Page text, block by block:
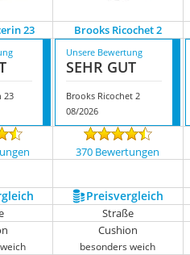
23 Brooks Ricochet 2
23
Unsere Bewertung
SEHR GUT
Brooks Ricochet 2
08/2026
370 Bewertungen
anzeigen
Preis­vergleich
Straße
Cushion
besonders weich